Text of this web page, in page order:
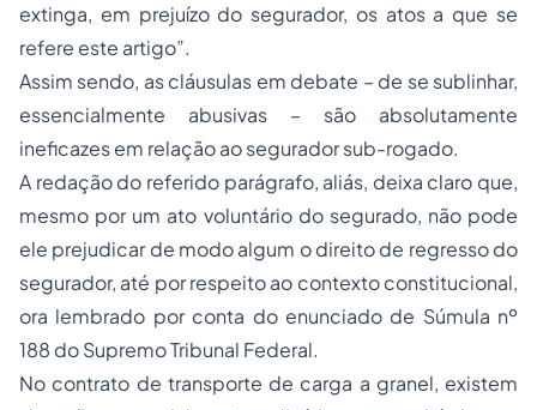
extinga, em prejuízo do segurador, os atos a que se
refere este artigo”.
Assim sendo, as cláusulas em debate – de se sublinhar,
essencialmente abusivas – são absolutamente
ineficazes em relação ao segurador sub-rogado.
A redação do referido parágrafo, aliás, deixa claro que,
mesmo por um ato voluntário do segurado, não pode
ele prejudicar de modo algum o direito de regresso do
segurador, até por respeito ao contexto constitucional,
ora lembrado por conta do enunciado de Súmula nº
188 do Supremo Tribunal Federal.
No contrato de transporte de carga a granel, existem